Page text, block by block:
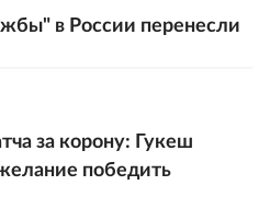
в России перенесли
за корону: Гукеш
победить